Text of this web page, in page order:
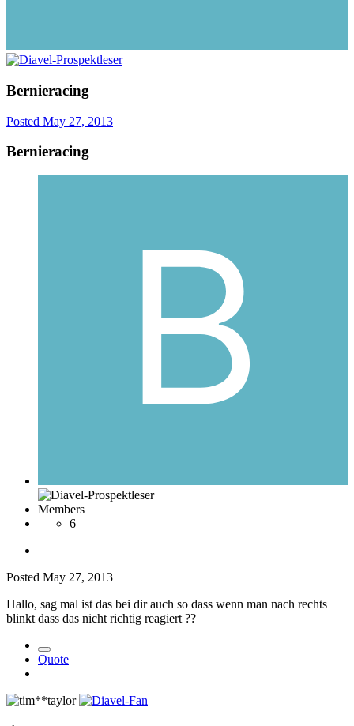
Bernieracing
Posted May 27, 2013
Bernieracing
Members
6
Posted May 27, 2013
Hallo, sag mal ist das bei dir auch so dass wenn man nach rechts
blinkt dass das nicht richtig reagiert ??
Quote